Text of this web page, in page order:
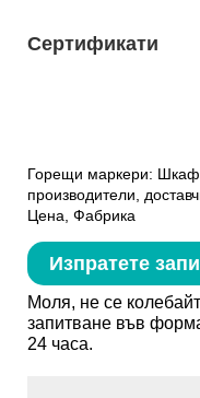
Сертификати
Горещи маркери: Шкаф
производители,
Цена, Фабрика
Изпратете
Моля, не се
запитване във
24 часа.